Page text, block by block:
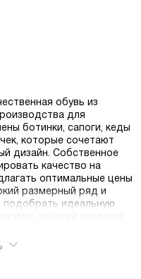
обувь из
для
ботинки, сапоги, кеды
которые сочетают
дизайн. Собственное
качество на
оптимальные цены
размерный ряд и
подобрать идеальную